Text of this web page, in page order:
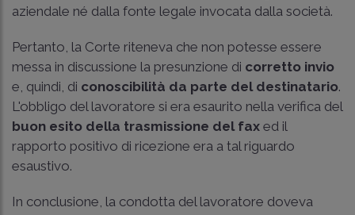
aziendale né dalla fonte legale invocata dalla società.
Pertanto, la Corte riteneva che non potesse essere
messa in discussione la presunzione di corretto invio
e, quindi, di conoscibilità da parte del destinatario.
L'obbligo del lavoratore si era esaurito nella verifica del
buon esito della trasmissione del fax ed il
rapporto positivo di ricezione era a tal riguardo
esaustivo.
In conclusione, la condotta del lavoratore doveva